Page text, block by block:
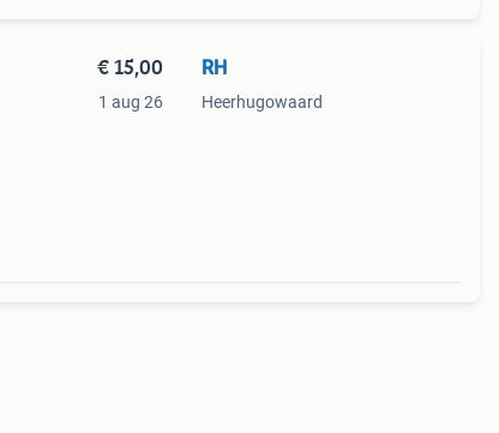
€ 15,00
1 aug 26
RH
Heerhugowaard